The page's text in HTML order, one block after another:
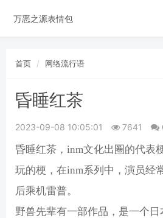
万恶之源表情包
首页 网络流行语
昏睡红茶
2023-09-08 10:05:01 7641
昏睡红茶，inm文化出圈的代表
玩的梗，在inm系列中，演员经
后乘机雷普。
野兽先辈有一部作品，是一个